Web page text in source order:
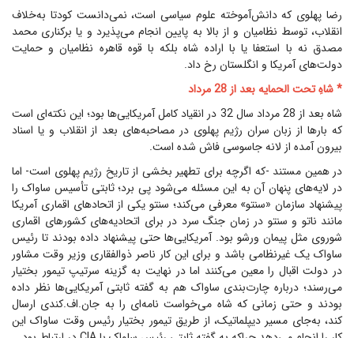
رضا پهلوی که دانش‌آموخته علوم سیاسی است، نمی‌دانست کودتا به‌خلاف
انقلاب، توسط نظامیان و از بالا به پایین انجام می‌پذیرد و یا برکناری محمد
مصدق نه با استعفا یا با اراده شاه بلکه با قوه قاهره نظامیان و حمایت
دولت‌های آمریکا و انگلستان رخ داد.
* شاهِ تحت الحمایه بعد از 28 مرداد
شاه بعد از 28 مرداد سال 32 در انقیاد کامل آمریکایی‌ها بود؛ این نکته‌ای است
که بارها از زبان سران رژیم پهلوی در مصاحبه‌های بعد از انقلاب و یا اسناد
بیرون آمده از لانه جاسوسی فاش شده است.
در همین مستند -که اگرچه برای تطهیر بخشی از تاریخ رژیم پهلوی است- اما
در لایه‌های پنهان آن به این مسئله می‌شود پی برد؛ ثابتی تأسیس ساواک را
پیشنهاد سازمان «سنتو» معرفی می‌‌کند؛ سنتو یکی از اتحادهای اقماری آمریکا
مانند ناتو و سنتو در زمان جنگ سرد در برای اتحادیه‌های کشورهای اقماری
شوروی مثل پیمان ورشو بود. آمریکایی‌ها حتی پیشنهاد داده بودند تا رئیس
ساواک یک غیرنظامی باشد و برای این کار ناصر ذوالفقاری وزیر وقت مشاور
در دولت اقبال را معین می‌کنند اما در نهایت به گزینه سرتیپ تیمور بختیار
می‌رسند؛ درباره چارت‌بندی ساواک هم به گفته ثابتی آمریکایی‌ها نظر داده
بودند و حتی زمانی که شاه می‌خواست نامه‌ای را به جان.اف.کندی ارسال
کند، به‌جای مسیر دیپلماتیک، از طریق تیمور بختیار رئیس وقت ساواک این